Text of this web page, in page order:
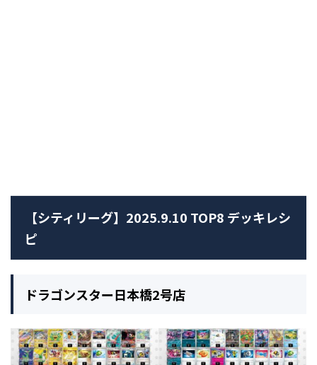
【シティリーグ】2025.9.10 TOP8 デッキレシ
ピ
ドラゴンスター日本橋2号店